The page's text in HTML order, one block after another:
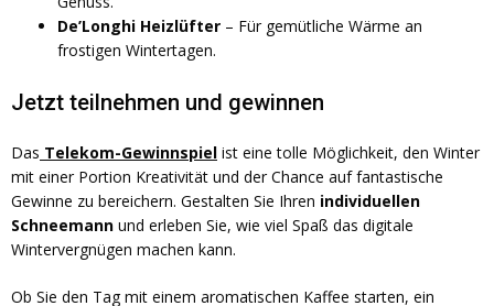
De’Longhi Heizlüfter – Für gemütliche Wärme an
frostigen Wintertagen.
Jetzt teilnehmen und gewinnen
Das Telekom-Gewinnspiel ist eine tolle Möglichkeit, den Winter
mit einer Portion Kreativität und der Chance auf fantastische
Gewinne zu bereichern. Gestalten Sie Ihren individuellen
Schneemann und erleben Sie, wie viel Spaß das digitale
Wintervergnügen machen kann.
Ob Sie den Tag mit einem aromatischen Kaffee starten, ein